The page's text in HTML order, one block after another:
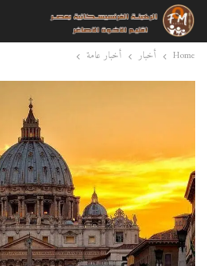
Home أخبار أخبار عامة